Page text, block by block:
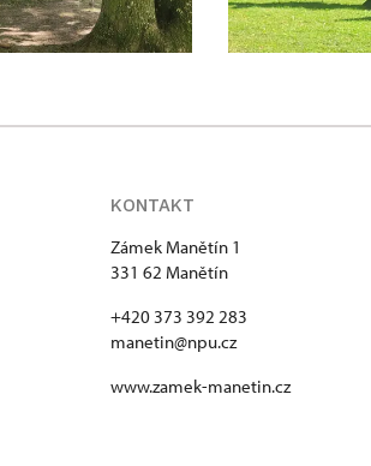
KONTAKT
Zámek Manětín 1
331 62 Manětín
+420 373 392 283
manetin@npu.cz
www.zamek-manetin.cz